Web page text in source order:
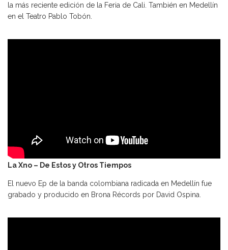
la más reciente edición de la Feria de Cali. También en Medellín
en el Teatro Pablo Tobón.
La Xno – De Estos y Otros Tiempos
El nuevo Ep de la banda colombiana radicada en Medellín fue
grabado y producido en Brona Récords por David Ospina.